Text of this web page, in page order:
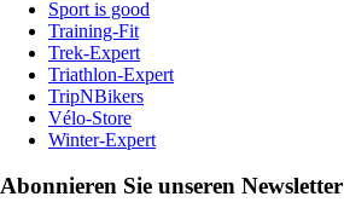
Sport is good
Training-Fit
Trek-Expert
Triathlon-Expert
TripNBikers
Vélo-Store
Winter-Expert
Abonnieren Sie unseren Newsletter